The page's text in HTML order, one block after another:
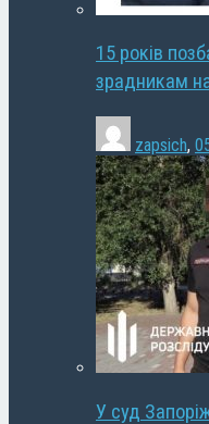
15 років
зрадникам
zapsich,
У суд